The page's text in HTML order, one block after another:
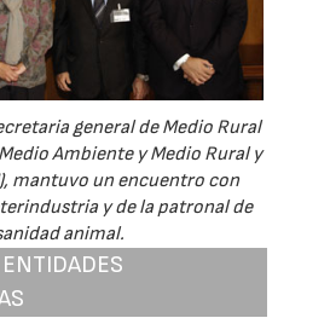
general de Medio Rural
Ambiente y Medio Rural y
mantuvo un encuentro con
y de la patronal de
animal.